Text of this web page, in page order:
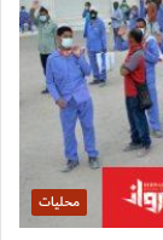
محليات